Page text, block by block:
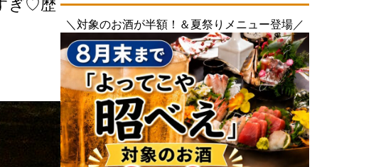
＼対象のお酒が半額！＆夏祭りメニュー登場／